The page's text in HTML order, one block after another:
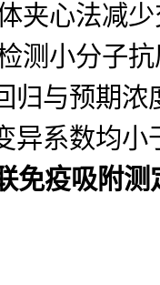
夹心法减
测小分子
归与预期浓
异系数均小
免疫吸附测